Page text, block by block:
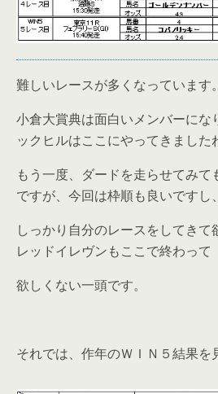
難しいレースが多くなっています。
小倉大賞典は面白いメンバーにな
ックヒルはここにやってきました
もう一度、ダードを走らせてみ
ですが、今回は枠順も良いですし、
しっかり自分のレースをしてきて
レッドイレヴンもここで終わって
欲しくない一頭です。
それでは、作年のＷＩＮ５結果を